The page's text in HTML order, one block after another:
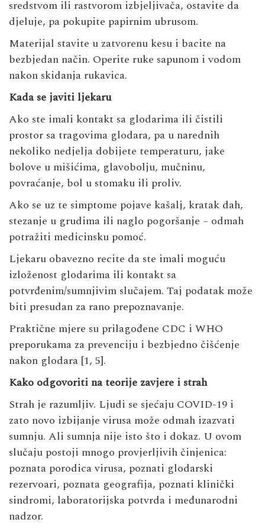
sredstvom ili rastvorom izbjeljivača, ostavite da
djeluje, pa pokupite papirnim ubrusom.
Materijal stavite u zatvorenu kesu i bacite na
bezbjedan način. Operite ruke sapunom i vodom
nakon skidanja rukavica.
Kada se javiti ljekaru
Ako ste imali kontakt sa glodarima ili čistili
prostor sa tragovima glodara, pa u narednih
nekoliko nedjelja dobijete temperaturu, jake
bolove u mišićima, glavobolju, mučninu,
povraćanje, bol u stomaku ili proliv.
Ako se uz te simptome pojave kašalj, kratak dah,
stezanje u grudima ili naglo pogoršanje – odmah
potražiti medicinsku pomoć.
Ljekaru obavezno recite da ste imali moguću
izloženost glodarima ili kontakt sa
potvrđenim/sumnjivim slučajem. Taj podatak može
biti presudan za rano prepoznavanje.
Praktične mjere su prilagođene CDC i WHO
preporukama za prevenciju i bezbjedno čišćenje
nakon glodara [1, 5].
Kako odgovoriti na teorije zavjere i strah
Strah je razumljiv. Ljudi se sjećaju COVID-19 i
zato novo izbijanje virusa može odmah izazvati
sumnju. Ali sumnja nije isto što i dokaz. U ovom
slučaju postoji mnogo provjerljivih činjenica:
poznata porodica virusa, poznati glodarski
rezervoari, poznata geografija, poznati klinički
sindromi, laboratorijska potvrda i međunarodni
nadzor.